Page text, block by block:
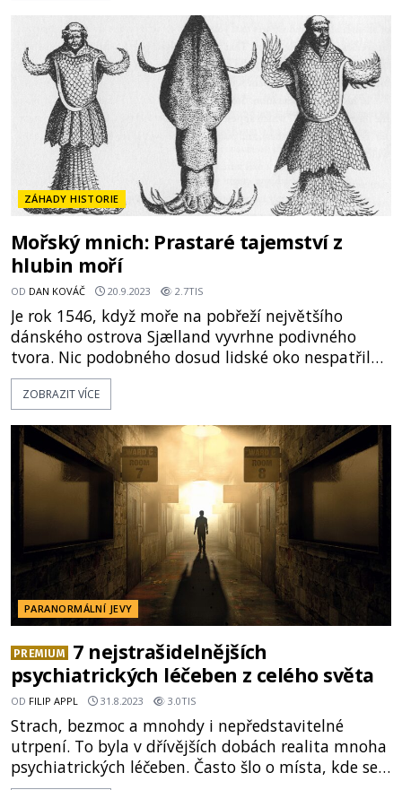
věřilo, že je nepotopitelná. Jaký osud ji potkal? Křik
ra
ZÁHADY HISTORIE
Mořský mnich: Prastaré tajemství z
hlubin moří
OD DAN KOVÁČ 20.9.2023 2.7TIS
Je rok 1546, když moře na pobřeží největšího
dánského ostrova Sjælland vyvrhne podivného
tvora. Nic podobného dosud lidské oko nespatřilo.
Bytost je napůl ryba a napůl člověk! Nález se
okamžitě stává předmětem dohadů, které
stoletími na rozhraní Baltu a Severního moře
objevili? „V No
ZOBRAZIT VÍCE
PARANORMÁLNÍ JEVY
PREMIUM
7 nejstrašidelnějších
psychiatrických léčeben z celého světa
OD FILIP APPL 31.8.2023 3.0TIS
Strach, bezmoc a mnohdy i nepředstavitelné
utrpení. To byla v dřívějších dobách realita mnoha
psychiatrických léčeben. Často šlo o místa, kde se